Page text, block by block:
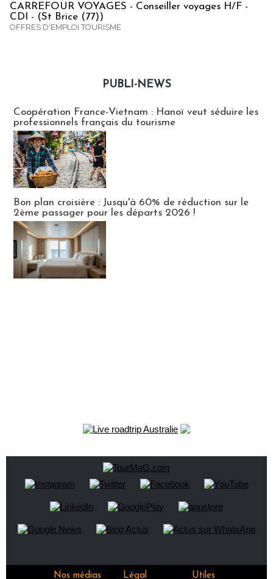
CARREFOUR VOYAGES - Conseiller voyages H/F -
CDI - (St Brice (77))
OFFRES D'EMPLOI TOURISME
PUBLI-NEWS
Coopération France-Vietnam : Hanoï veut séduire les
professionnels français du tourisme
Bon plan croisière : Jusqu'à 60% de réduction sur le
2ème passager pour les départs 2026 !
Nos médias Légal Utiles